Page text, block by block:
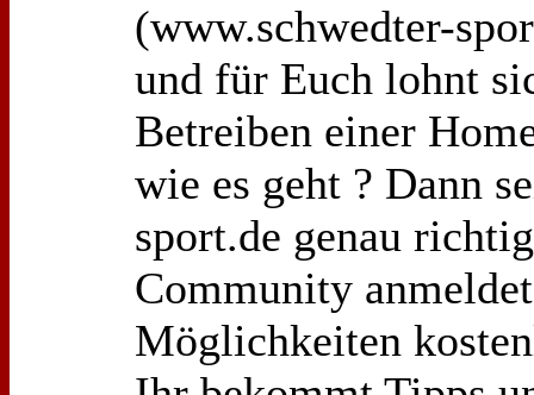
(www.schwedter-
und für Euch lohnt
Betreiben einer
wie es geht ? Dann
sport.de genau
Community
Möglichkeiten